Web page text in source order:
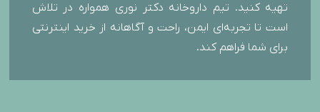
تهیه کنید. تیم داروخانه دکتر نوری همواره در تلاش
است تا تجربه‌ای ایمن، راحت و آگاهانه از خرید اینترنتی
برای شما فراهم کند.